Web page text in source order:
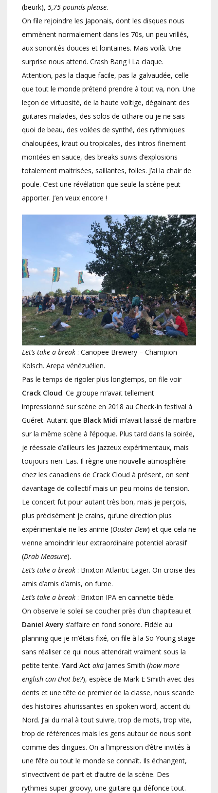
(beurk), 5,75 pounds please.
On file rejoindre les Japonais, dont les disques nous
emmènent normalement dans les 70s, un peu vrillés,
aux sonorités douces et lointaines. Mais voilà. Une
surprise nous attend. Crash Bang ! La claque.
Attention, pas la claque facile, pas la galvaudée, celle
que tout le monde prétend prendre à tout va, non. Une
leçon de virtuosité, de la haute voltige, dégainant des
guitares malades, des solos de cithare ou je ne sais
quoi de beau, des volées de synthé, des rythmiques
chaloupées, kraut ou tropicales, des intros finement
montées en sauce, des breaks suivis d’explosions
totalement maitrisées, saillantes, folles. J’ai la chair de
poule. C’est une révélation que seule la scène peut
apporter. J’en veux encore !
Let’s take a break : Canopee Brewery – Champion
Kölsch. Arepa vénézuélien.
Pas le temps de rigoler plus longtemps, on file voir
Crack Cloud. Ce groupe m’avait tellement
impressionné sur scène en 2018 au Check-in festival à
Guéret. Autant que Black Midi m’avait laissé de marbre
sur la même scène à l’époque. Plus tard dans la soirée,
je réessaie d’ailleurs les jazzeux expérimentaux, mais
toujours rien. Las. Il règne une nouvelle atmosphère
chez les canadiens de Crack Cloud à présent, on sent
davantage de collectif mais un peu moins de tension.
Le concert fut pour autant très bon, mais je perçois,
plus précisément je crains, qu’une direction plus
expérimentale ne les anime (Ouster Dew) et que cela ne
vienne amoindrir leur extraordinaire potentiel abrasif
(Drab Measure).
Let’s take a break : Brixton Atlantic Lager. On croise des
amis d’amis d’amis, on fume.
Let’s take a break : Brixton IPA en cannette tiède.
On observe le soleil se coucher près d’un chapiteau et
Daniel Avery s’affaire en fond sonore. Fidèle au
planning que je m’étais fixé, on file à la So Young stage
sans réaliser ce qui nous attendrait vraiment sous la
petite tente. Yard Act aka James Smith (how more
english can that be?), espèce de Mark E Smith avec des
dents et une tête de premier de la classe, nous scande
des histoires ahurissantes en spoken word, accent du
Nord. J’ai du mal à tout suivre, trop de mots, trop vite,
trop de références mais les gens autour de nous sont
comme des dingues. On a l’impression d’être invités à
une fête ou tout le monde se connaît. Ils échangent,
s’invectivent de part et d’autre de la scène. Des
rythmes super groovy, une guitare qui défonce tout.